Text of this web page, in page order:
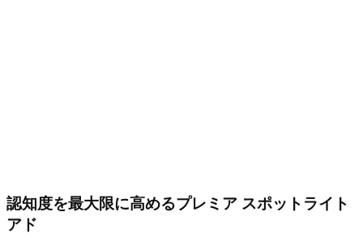
認知度を最大限に高めるプレミア スポットライト
アド